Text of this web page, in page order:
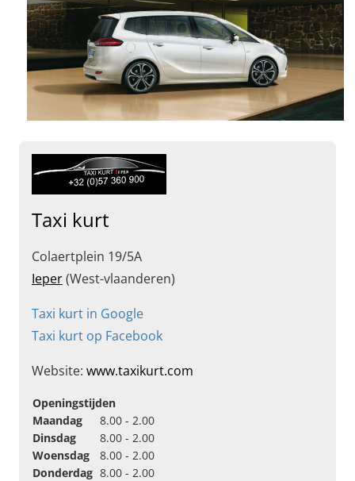
Taxi kurt
Colaertplein 19/5A
Ieper(West-vlaanderen)
Taxi kurt in Google
Taxi kurt op Facebook
Website: www.taxikurt.com
Openingstijden
Maandag
8.00 - 2.00
Dinsdag
8.00 - 2.00
Woensdag
8.00 - 2.00
Donderdag 8.00 - 2.00